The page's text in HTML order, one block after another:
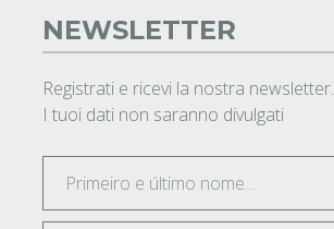
NEWSLETTER
Registrati e ricevi la nostra newsletter.
I tuoi dati non saranno divulgati